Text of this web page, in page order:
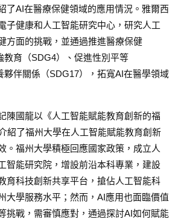
了AI在醫療保健領域的應用情況。雅爾西
子健康和人工智能研究中心，研究人工
方面的挑戰，並通過推進醫療保健
教育（SDG4）、促進性別平等
夥伴關係（SDG17），拓寬AI在醫學領域
陳國龍以《人工智能賦能教育創新的福
紹了福州大學在人工智能賦能教育創新
。福州大學積極回應國家政策，成立人
智能研究院，增設前沿本科專業，建設
育科技創新共享平台，搶佔人工智能科
大學服務水平；然而，AI應用也面臨價值
挑戰，需審慎應對，通過探討AI如何賦能